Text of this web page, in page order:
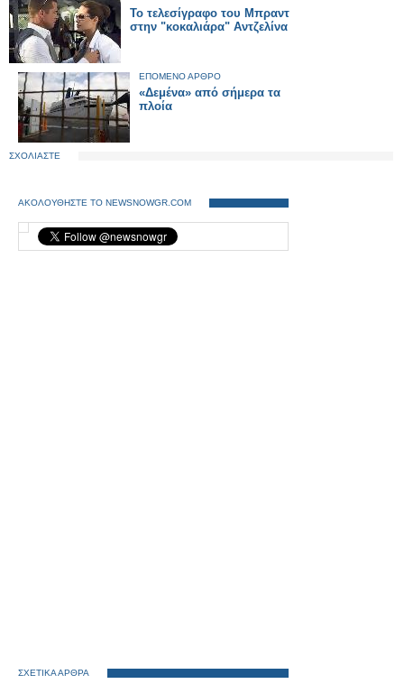
Το τελεσίγραφο του Μπραντ
στην "κοκαλιάρα" Αντζελίνα
ΕΠΟΜΕΝΟ ΑΡΘΡΟ
«Δεμένα» από σήμερα τα
πλοία
ΣΧΟΛΙΑΣΤΕ
ΑΚΟΛΟΥΘΗΣΤΕ ΤΟ NEWSNOWGR.COM
ΣΧΕΤΙΚΑ ΑΡΘΡΑ